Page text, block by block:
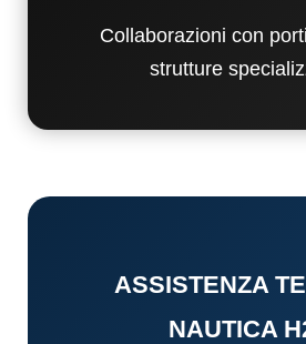
Collaborazioni con
strutture
ASSISTENZA
NAUTICA